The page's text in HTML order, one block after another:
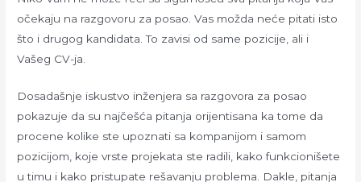
očekaju na razgovoru za posao. Vas možda neće pitati isto
što i drugog kandidata. To zavisi od same pozicije, ali i
Vašeg CV-ja.
Dosadašnje iskustvo inženjera sa razgovora za posao
pokazuje da su najčešća pitanja orijentisana ka tome da
procene kolike ste upoznati sa kompanijom i samom
pozicijom, koje vrste projekata ste radili, kako funkcionišete
u timu i kako pristupate rešavanju problema. Dakle, pitanja